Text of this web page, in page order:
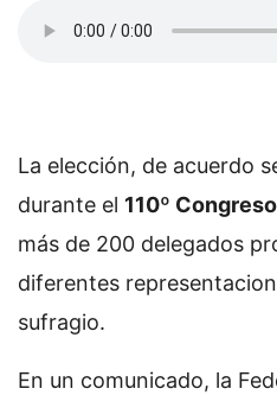
La elección, de acuerdo
durante el 110º
más de 200 delegados
diferentes
sufragio.
En un comunicado, la